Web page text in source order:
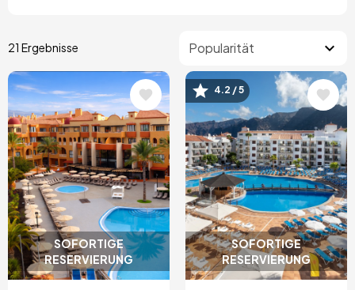
21 Ergebnisse
SOFORTIGE
RESERVIERUNG
Bild
SOFORTIGE
RESERVIERUNG
Bild4.2 / 5